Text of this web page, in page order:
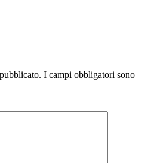
I campi obbligatori sono